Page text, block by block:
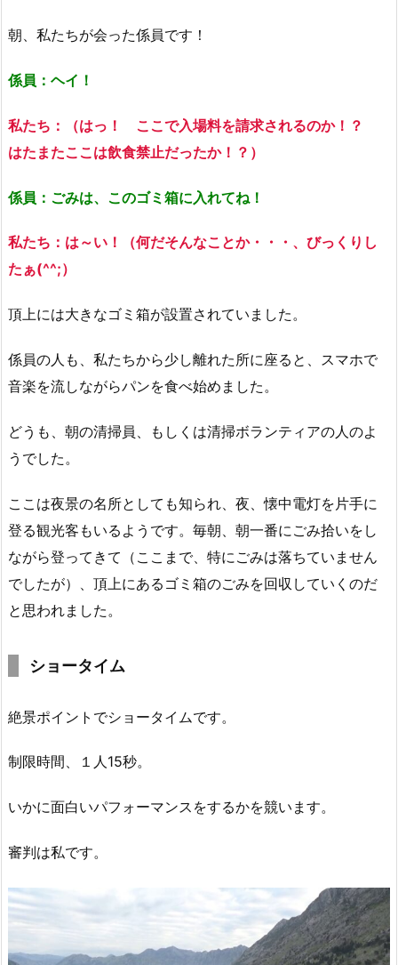
朝、私たちが会った係員です！
係員：ヘイ！
私たち：（はっ！ ここで入場料を請求されるのか！？
はたまたここは飲食禁止だったか！？）
係員：ごみは、このゴミ箱に入れてね！
私たち：は～い！（何だそんなことか・・・ 、びっくりし
たぁ(^^;）
頂上には大きなゴミ箱が設置されていました。
係員の人も、私たちから少し離れた所に座ると、スマホで
音楽を流しながらパンを食べ始めました。
どうも、朝の清掃員、もしくは清掃ボランティアの人のよ
うでした。
ここは夜景の名所としても知られ、夜、懐中電灯を片手に
登る観光客もいるようです。毎朝、朝一番にごみ拾いをし
ながら登ってきて（ここまで、特にごみは落ちていません
でしたが）、頂上にあるゴミ箱のごみを回収していくのだ
と思われました。
ショータイム
絶景ポイントでショータイムです。
制限時間、１人15秒。
いかに面白いパフォーマンスをするかを競います。
審判は私です。